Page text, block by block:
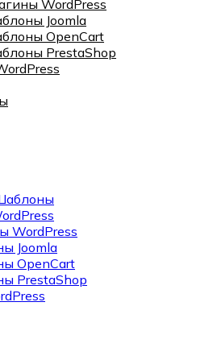
WordPress
Joomla
OpenCart
PrestaShop
WordPress
Joomla
OpenCart
PrestaShop